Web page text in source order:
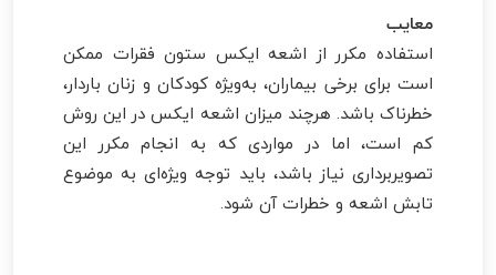
معایب
استفاده مکرر از اشعه ایکس ستون فقرات ممکن
است برای برخی بیماران، به‌ویژه کودکان و زنان باردار،
خطرناک باشد. هرچند میزان اشعه ایکس در این روش
کم است، اما در مواردی که به انجام مکرر این
تصویربرداری نیاز باشد، باید توجه ویژه‌ای به موضوع
تابش اشعه و خطرات آن شود.